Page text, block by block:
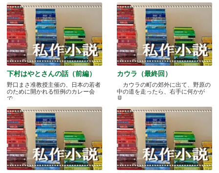
下村はやとさんの話（前編）
野口まさ准教授主催の、日本の若者
のために開かれる恒例のカレー会
で.....
カウラ（最終回）
カウラの町の郊外に出て、野原の
中の道を走ったら、右手に何かが
見.....